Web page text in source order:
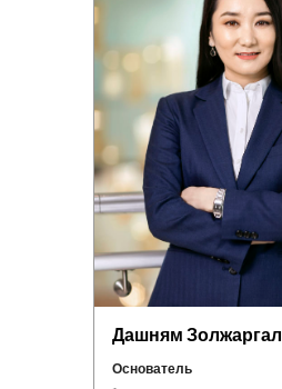
Дашням Золжаргал
Основатель